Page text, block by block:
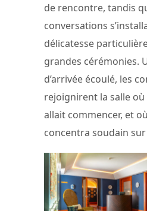
de rencontre, tandis
conversations
délicatesse
grandes cérémonies.
d’arrivée écoulé, les
rejoignirent la salle
allait commencer, et
concentra soudain sur